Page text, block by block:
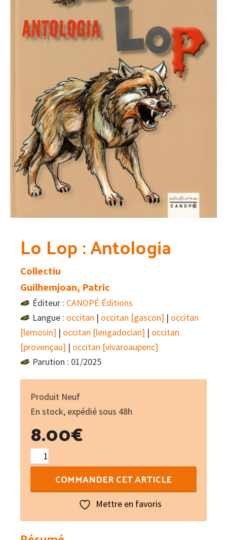
Lo Lop : Antologia
Collectiu
Guilhemjoan, Patric
Éditeur : CANOPÉ Éditions
Langue : occitan | occitan [gascon] | occitan
[lemosin] | occitan [lengadocian] | occitan
[provençau] | occitan [vivaroaupenc]
Parution : 01/2025
Produit Neuf
En stock, expédié sous 48h
8.00€
quantité
de
COMMANDER CET ARTICLE
Mettre en favoris